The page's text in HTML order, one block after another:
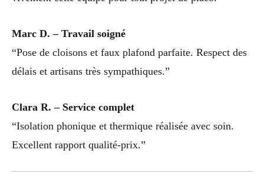
Marc D. – Travail soigné
“Pose de cloisons et faux plafond parfaite. Respect des
délais et artisans très sympathiques.”
Clara R. – Service complet
“Isolation phonique et thermique réalisée avec soin.
Excellent rapport qualité-prix.”